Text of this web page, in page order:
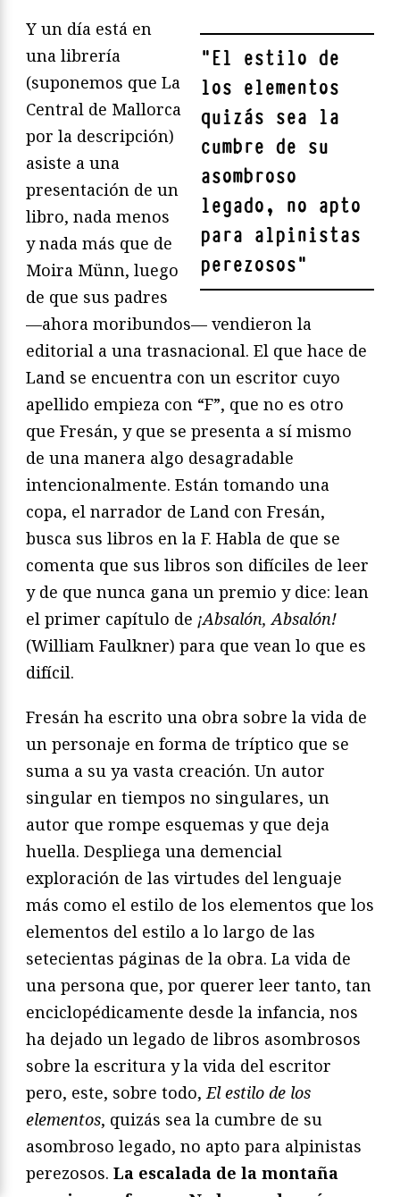
"El estilo de
los elementos
quizás sea la
cumbre de su
asombroso
legado, no apto
para alpinistas
perezosos"
Y un día está en
una librería
(suponemos que La
Central de Mallorca
por la descripción)
asiste a una
presentación de un
libro, nada menos
y nada más que de
Moira Münn, luego
de que sus padres
—ahora moribundos— vendieron la
editorial a una trasnacional. El que hace de
Land se encuentra con un escritor cuyo
apellido empieza con “F”, que no es otro
que Fresán, y que se presenta a sí mismo
de una manera algo desagradable
intencionalmente. Están tomando una
copa, el narrador de Land con Fresán,
busca sus libros en la F. Habla de que se
comenta que sus libros son difíciles de leer
y de que nunca gana un premio y dice: lean
el primer capítulo de ¡Absalón, Absalón!
(William Faulkner) para que vean lo que es
difícil.
Fresán ha escrito una obra sobre la vida de
un personaje en forma de tríptico que se
suma a su ya vasta creación. Un autor
singular en tiempos no singulares, un
autor que rompe esquemas y que deja
huella. Despliega una demencial
exploración de las virtudes del lenguaje
más como el estilo de los elementos que los
elementos del estilo a lo largo de las
setecientas páginas de la obra. La vida de
una persona que, por querer leer tanto, tan
enciclopédicamente desde la infancia, nos
ha dejado un legado de libros asombrosos
sobre la escritura y la vida del escritor
pero, este, sobre todo, El estilo de los
elementos, quizás sea la cumbre de su
asombroso legado, no apto para alpinistas
perezosos. La escalada de la montaña